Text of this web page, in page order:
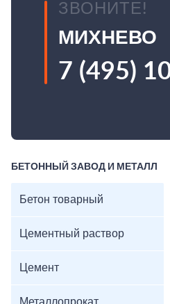
ЗВОНИТЕ!
МИХНЕВО
7 (495)
БЕТОННЫЙ ЗАВОД И МЕТАЛЛ
Бетон товарный
Цементный раствор
Цемент